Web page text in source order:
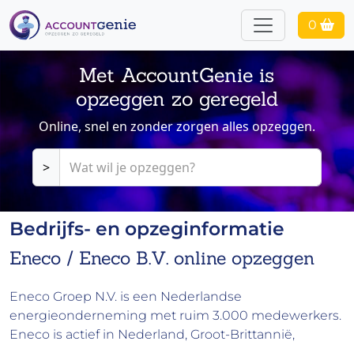
0
Met AccountGenie is
opzeggen zo geregeld
Online, snel en zonder zorgen alles opzeggen.
>
Bedrijfs- en opzeginformatie
Eneco / Eneco B.V. online opzeggen
Eneco Groep N.V. is een Nederlandse
energieonderneming met ruim 3.000 medewerkers.
Eneco is actief in Nederland, Groot-Brittannië,